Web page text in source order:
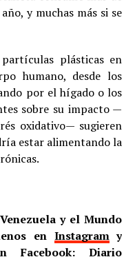
y muchas más si se
plásticas en
humano, desde los
por el hígado o los
sobre su impacto —
oxidativo— sugieren
estar alimentando la
y el Mundo
en Instagramy
Diario